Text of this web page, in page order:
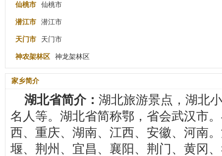
仙桃市 仙桃市
潜江市 潜江市
天门市 天门市
神农架林区 神龙架林区
家乡简介
湖北省简介： 湖北旅游景点，湖北
名人等。湖北省简称鄂，省会武汉市
西、重庆、湖南、江西、安徽、河南
堰、荆州、宜昌、襄阳、荆门、黄冈